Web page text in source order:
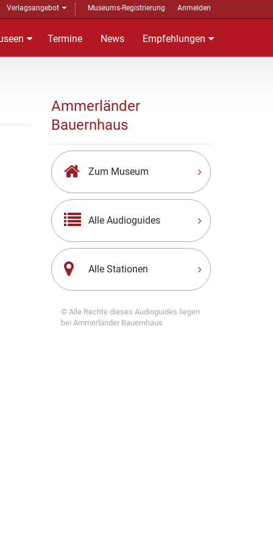
Verlagsangebot Museums-Registrierung Anmelden
Termine News Empfehlungen
Ammerländer
Bauernhaus
Zum Museum
Alle Audioguides
Alle Stationen
© Alle Rechte dieses Audioguides liegen
bei Ammerländer Bauernhaus